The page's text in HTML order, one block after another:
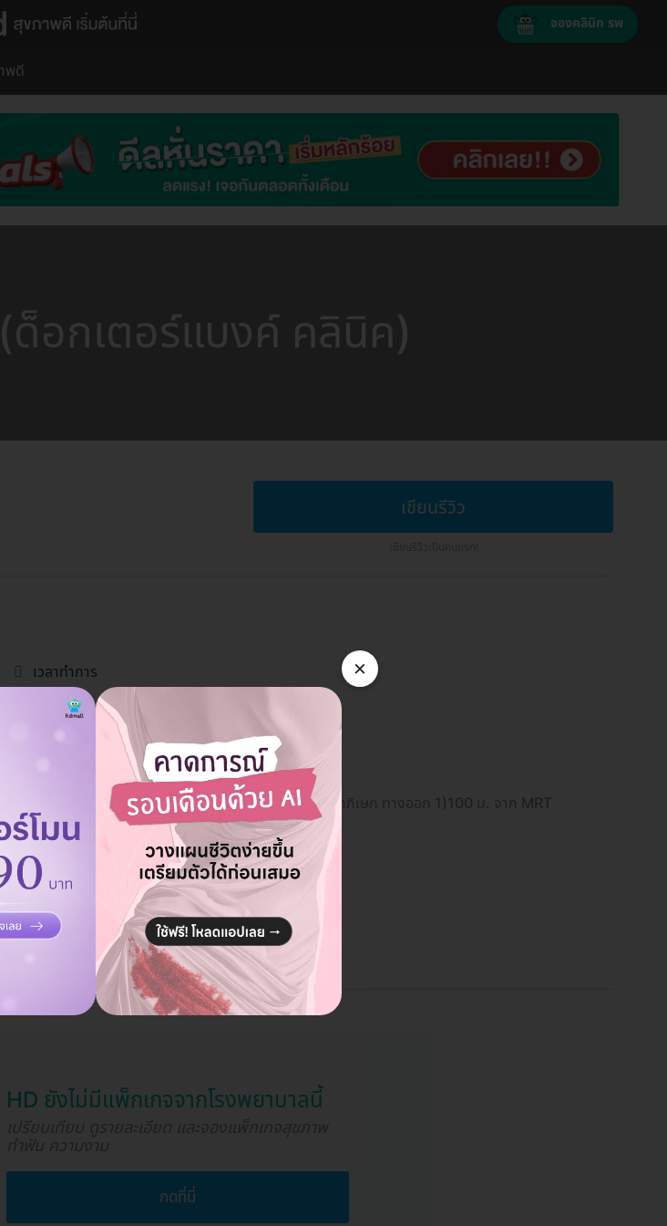
จองคลินิก รพ
พดี
อกเตอร์แบงค์ คลินิค)
เขียนรีวิว
เวลาทำการ
Ratchada ถนน รัชดาภิเษก รถไฟฟ้าใต้ดิน สถานีรัชดาภิเษก ทางออก 1)100 ม. จาก MRT
HD ยังไม่มีแพ็กเกจจากโรงพยาบาลนี้
กดที่นี่
×